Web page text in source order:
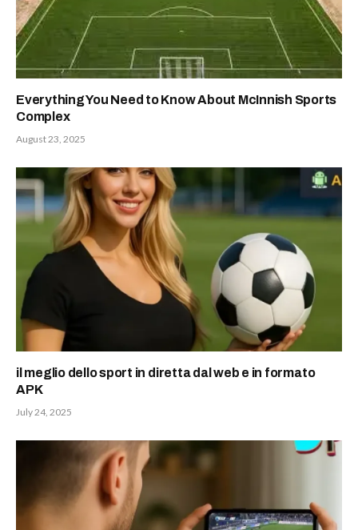
Everything You Need to Know About McInnish Sports
Complex
August 23, 2025
il meglio dello sport in diretta dal web e in formato
APK
July 24, 2025